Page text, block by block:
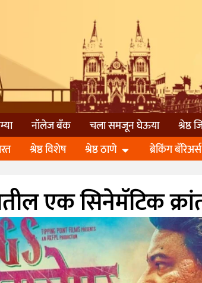
नॉलेज बॅंक चला समजून घेऊया श्रेष्ठ
श्रेष्ठ विशेष श्रेष्ठ ठाणे ब्रेकिंग बॅरिअर्स
एक सिनेमॅटिक